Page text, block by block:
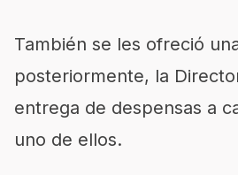
También se les ofreció
posteriormente, la
entrega de despensas a
uno de ellos.